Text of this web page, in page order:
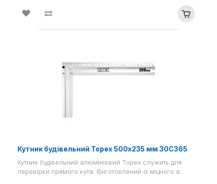
Кутник будівельний Topex 500х235 мм 30С365
Кутник будівельний алюмінієвий Topex служить для
перевірки прямого кута. Виготовлений із міцного а..